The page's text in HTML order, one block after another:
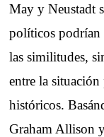
May y Neustadt
políticos podrían
las similitudes,
entre la situación
históricos.
Graham Allison